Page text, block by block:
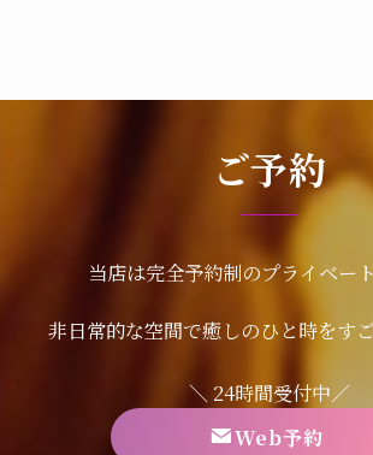
ご予約
当店は完全予約制のプライベート
非日常的な空間で癒しのひと時をす
＼ 24時間受付中／
Web予約